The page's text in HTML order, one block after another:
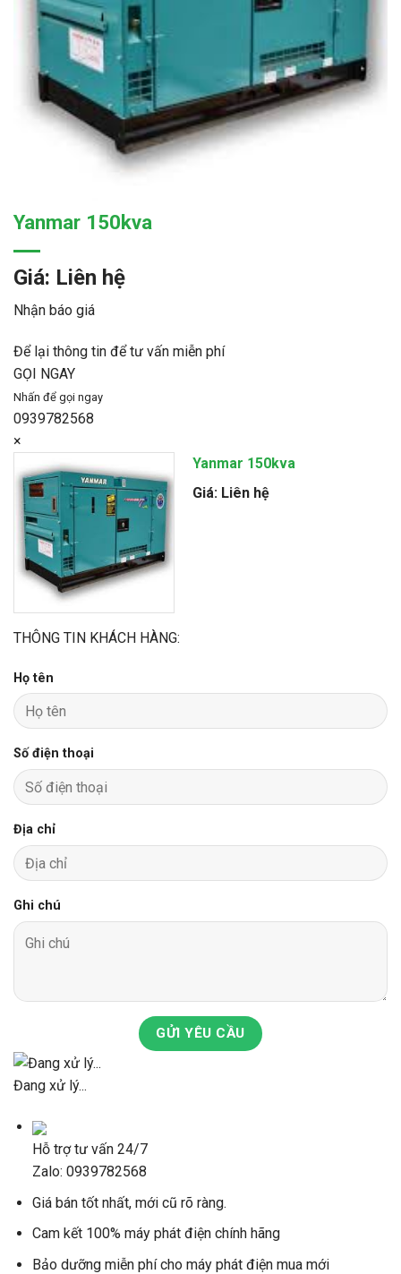
Yanmar 150kva
Giá: Liên hệ
Nhận báo giá
Để lại thông tin để tư vấn miễn phí
GỌI NGAY
Nhấn để gọi ngay
0939782568
×
Yanmar 150kva
Giá: Liên hệ
THÔNG TIN KHÁCH HÀNG:
Họ tên
Số điện thoại
Địa chỉ
Ghi chú
GỬI YÊU CẦU
Đang xử lý...
Hỗ trợ tư vấn 24/7
Zalo: 0939782568
Giá bán tốt nhất, mới cũ rõ ràng.
Cam kết 100% máy phát điện chính hãng
Bảo dưỡng miễn phí cho máy phát điện mua mới